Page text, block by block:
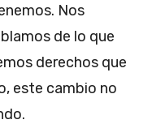
Nos
de lo que
derechos que
este cambio no